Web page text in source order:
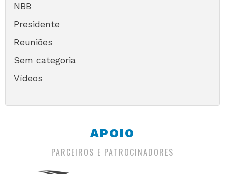
NBB
Presidente
Reuniões
Sem categoria
Vídeos
APOIO
PARCEIROS E PATROCINADORES